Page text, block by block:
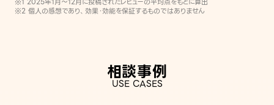
※2 個人の感想であり、効果・効能を保証するものではありません
相談事例
USE CASES